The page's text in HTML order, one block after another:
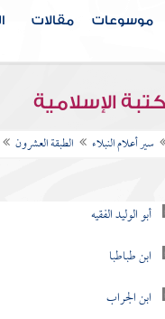
موسوعات مقالات
الإسلامية
سير أعلام النبلاء الطبقة العشرون
السابعة عشر
الثامنة عشر
التاسعة عشرة
العشرون
أبو الوليد الفقيه
ابن طباطبا
ابن الجراب